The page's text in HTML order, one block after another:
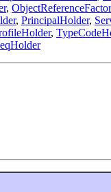
,
, PrincipalHolder,
,